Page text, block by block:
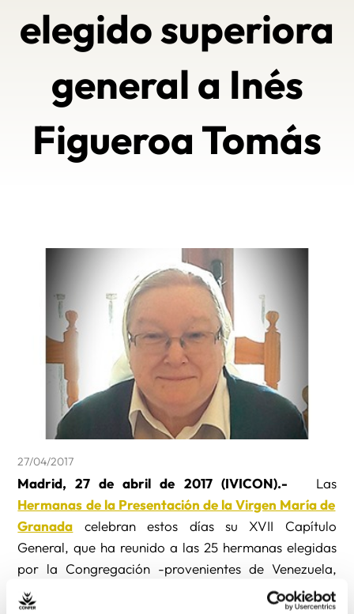
elegido superiora
general a Inés
Figueroa Tomás
27/04/2017
Madrid, 27 de abril de 2017 (IVICON).- Las
Hermanas de la Presentación de la Virgen María de
Granada celebran estos días su XVII Capítulo
General, que ha reunido a las 25 hermanas elegidas
por la Congregación -provenientes de Venezuela,
Colombia, México, Uruguay, Argentina y España-